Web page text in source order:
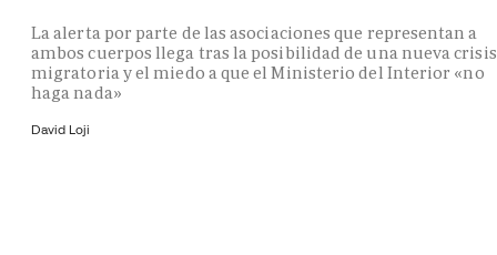
La alerta por parte de las asociaciones que representan a
ambos cuerpos llega tras la posibilidad de una nueva crisis
migratoria y el miedo a que el Ministerio del Interior «no
haga nada»
David Loji